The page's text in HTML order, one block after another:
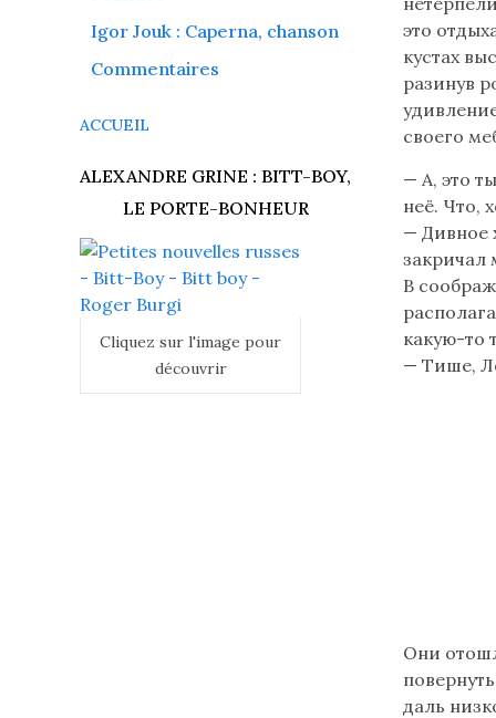
Igor Jouk : Caperna, chanson
Commentaires
ACCUEIL
ALEXANDRE GRINE : BITT-BOY,
LE PORTE-BONHEUR
Cliquez sur l'image pour
découvrir
votre
ordinateur
reconnaît
les
caractères
cyrilliques
Читайте
это
кустах
разинув
своего
— А, это
неё. Что,
— Дивное
В
какую-то
— Тише,
Lire
le
texte
Они
даль